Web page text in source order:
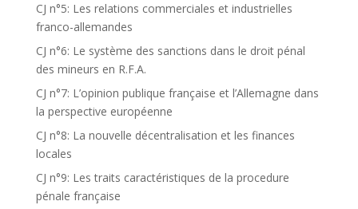
CJ n°5: Les relations commerciales et industrielles
franco-allemandes
CJ n°6: Le système des sanctions dans le droit pénal
des mineurs en R.F.A.
CJ n°7: L’opinion publique française et l’Allemagne dans
la perspective européenne
CJ n°8: La nouvelle décentralisation et les finances
locales
CJ n°9: Les traits caractéristiques de la procedure
pénale française